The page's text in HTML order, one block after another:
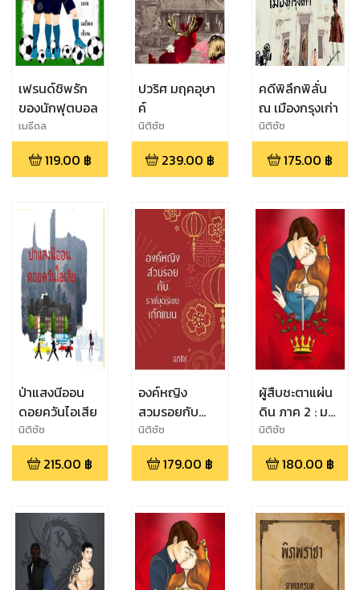
เฟรนด์ชิพรัก
ของนักฟุตบอล
เมธีดล
119.00 ฿
ปวริศ มฤคอุษา
ค์
นิติชัช
239.00 ฿
คดีพิลึกพิลั่น
ณ เมืองกรุงเก่า
นิติชัช
175.00 ฿
ป่าแสงนีออน
ดอยควันไอเสีย
นิติชัช
215.00 ฿
องค์หญิง
สวมรอยกับ
ราชบุตรเขย
เก๊กแมน
นิติชัช
179.00 ฿
ผู้สืบชะตาแผ่น
ดิน ภาค 2 : ม
งกุฏเลือด
นิติชัช
180.00 ฿